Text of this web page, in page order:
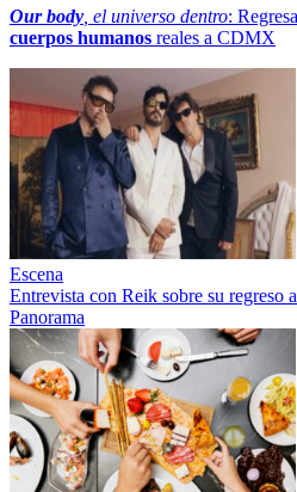
Our body, el universo dentro:
cuerpos humanos reales a CDMX
Escena
Entrevista con Reik sobre su regreso
Panorama